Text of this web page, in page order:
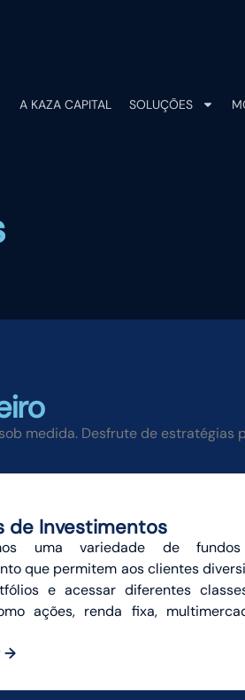
A KAZA CAPITAL SOLUÇÕES
medida. Desfrute de estratégias
de Investimentos
uma variedade de
que permitem aos clientes
e acessar diferentes
ações, renda fixa,